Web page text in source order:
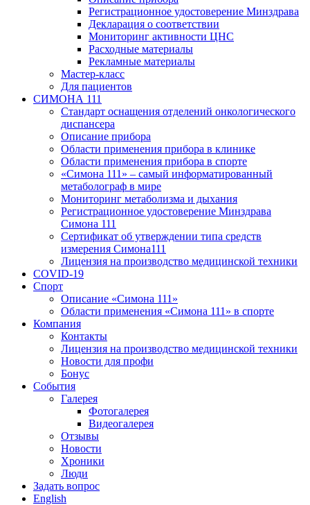
Регистрационное удостоверение Минздрава
Декларация о соответствии
Мониторинг активности ЦНС
Расходные материалы
Рекламные материалы
Мастер-класс
Для пациентов
СИМОНА 111
Стандарт оснащения отделений онкологического
диспансера
Описание прибора
Области применения прибора в клинике
Области применения прибора в спорте
«Симона 111» – самый информатированный
метаболограф в мире
Мониторинг метаболизма и дыхания
Регистрационное удостоверение Минздрава
Симона 111
Сертификат об утверждении типа средств
измерения Симона111
Лицензия на производство медицинской техники
COVID-19
Спорт
Описание «Симона 111»
Области применения «Симона 111» в спорте
Компания
Контакты
Лицензия на производство медицинской техники
Новости для профи
Бонус
События
Галерея
Фотогалерея
Видеогалерея
Отзывы
Новости
Хроники
Люди
Задать вопрос
English